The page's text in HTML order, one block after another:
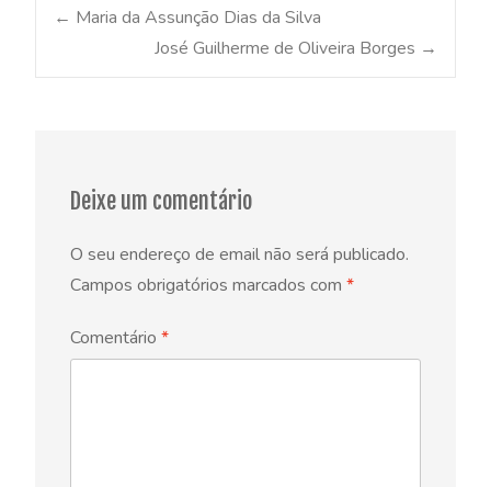
Post
← Maria da Assunção Dias da Silva
José Guilherme de Oliveira Borges →
Deixe um comentário
O seu endereço de email não será publicado.
Campos obrigatórios marcados com *
Comentário *